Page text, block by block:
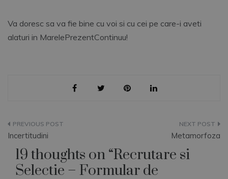
Va doresc sa va fie bine cu voi si cu cei pe care-i aveti
alaturi in MarelePrezentContinuu!
Navigare
în
articole
Incertitudini Metamorfoza
19 thoughts on “Recrutare si
Selectie – Formular de